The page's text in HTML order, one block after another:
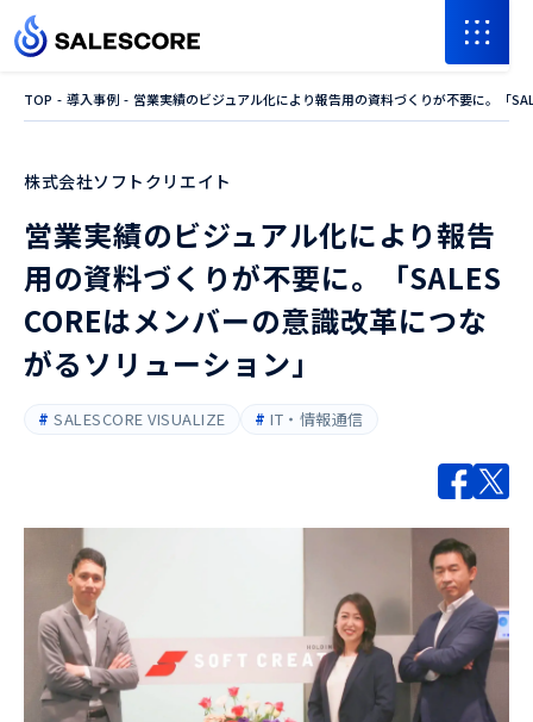
TOP 導入事例 営業実績のビジュアル化により報告用の資料づくりが不要に。「
株式会社ソフトクリエイト
営業実績のビジュアル化により報告
用の資料づくりが不要に。「SALES
COREはメンバーの意識改革につな
がるソリューション」
SALESCORE VISUALIZE IT・情報通信